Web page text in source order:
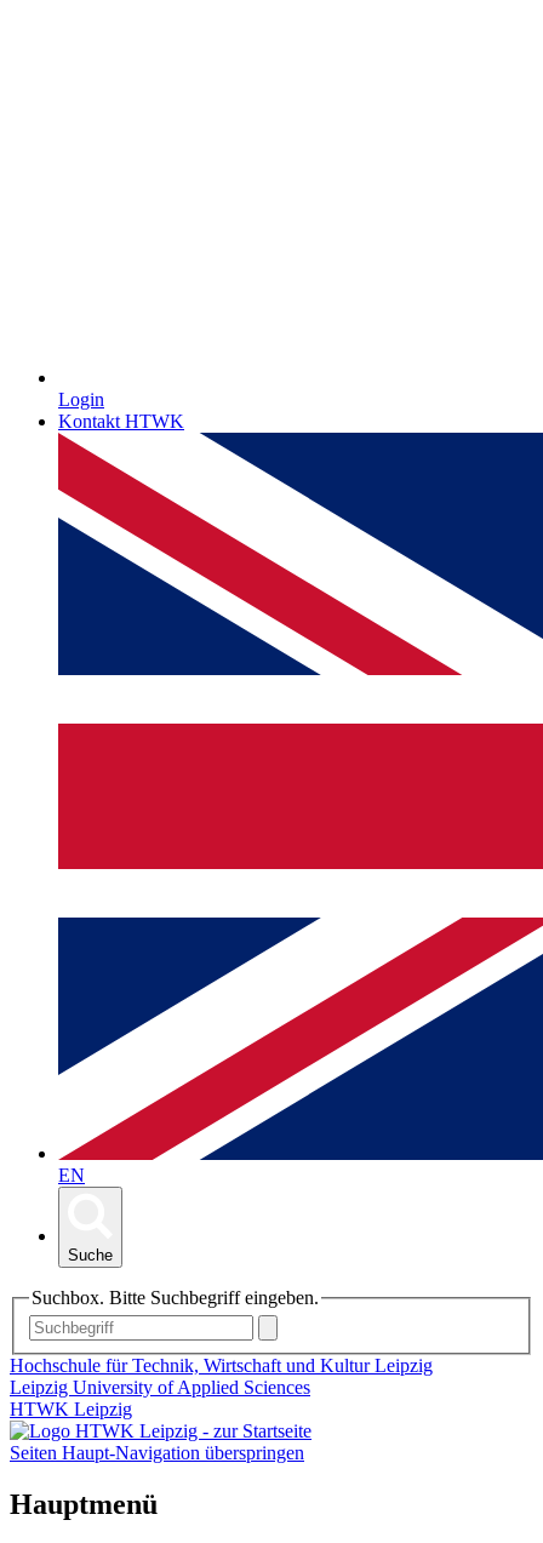
Login
Kontakt HTWK
EN
Suche
Suchbox. Bitte Suchbegriff eingeben.
Hochschule für Technik, Wirtschaft und Kultur Leipzig
Leipzig University of Applied Sciences
HTWK Leipzig
Seiten Haupt-Navigation überspringen
Hauptmenü